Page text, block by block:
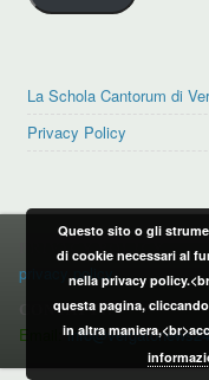
La Schola Cantorum di
Privacy Policy
PRIVACY POLICY
privacy policy
CONTATTI:
Email:
Questo sito o gli
di cookie necessari al
nella privacy
questa pagina,
in altra